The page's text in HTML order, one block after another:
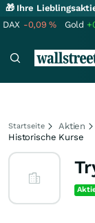
🎁 Ihre
DAX -0,09% Gold
Startseite Aktien
Historische Kurse